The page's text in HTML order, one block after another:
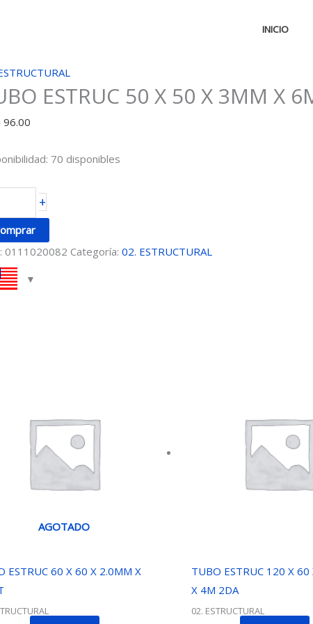
INICIO
ESTRUC 50 X 50 X 3MM X
96.00
70 disponibles
+
0111020082 Categoría:02. ESTRUCTURAL
AGOTADO
ESTRUC 60 X 60 X 2.0MM X
TUBO ESTRUC 120 X
X 4M 2DA
02. ESTRUCTURAL